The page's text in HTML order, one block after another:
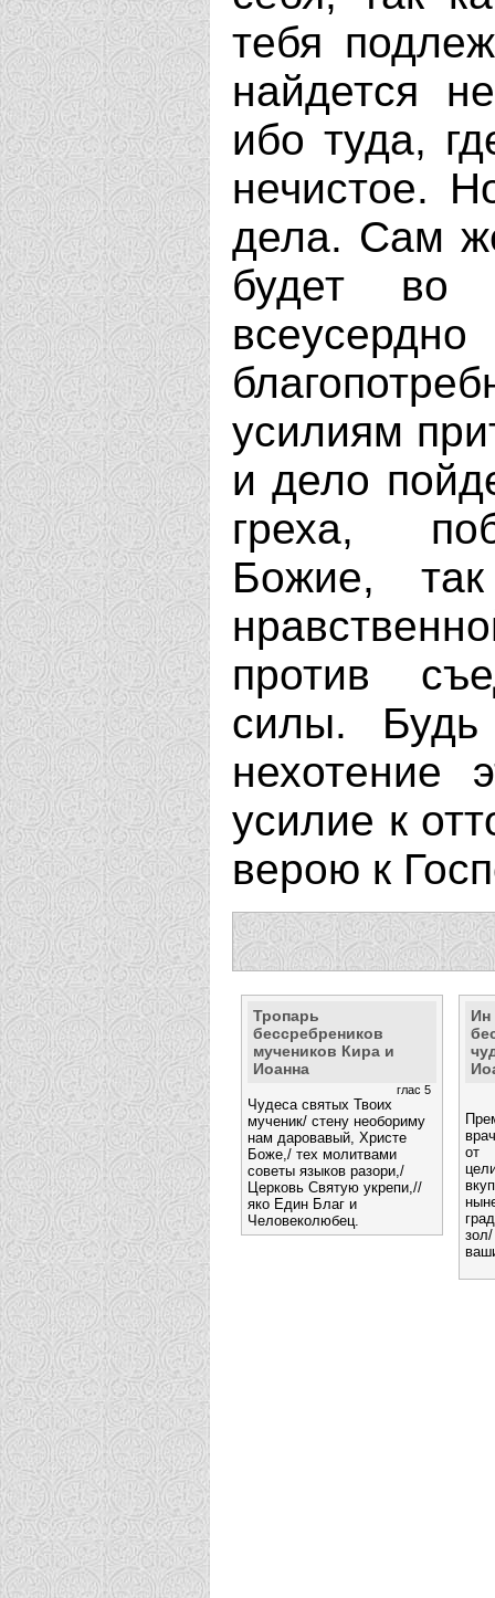
тебя
найдется
ибо туда,
нечистое.
дела. Сам
будет во
усилиям
и дело
греха,
Божие,
против
силы.
нехотение
усилие к
верою к
Тропарь
бессребреников
мучеников Кира и
Иоанна
глас 5
Чудеса святых Твоих
мученик/ стену необориму
нам даровавый, Христе
Боже,/ тех молитвами
советы языков разори,/
Церковь Святую укрепи,//
яко Един Благ и
Человеколюбец.
Ин
от